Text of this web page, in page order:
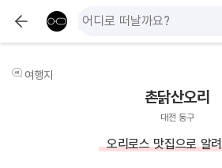
여행지
촌닭산오리
대전 동구
오리로스 맛집으로 알